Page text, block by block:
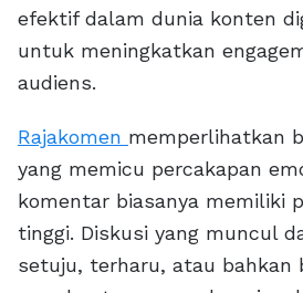
efektif dalam dunia konten
untuk meningkatkan
audiens.
Rajakomen memperlihatkan
yang memicu percakapan
komentar biasanya memiliki
tinggi. Diskusi yang muncul
setuju, terharu, atau bahkan